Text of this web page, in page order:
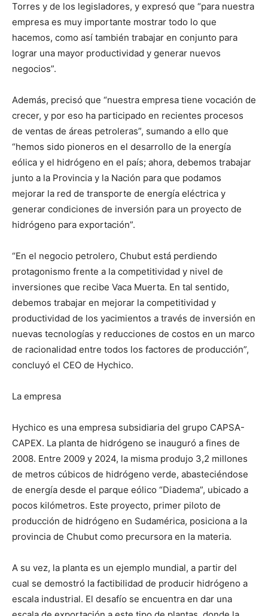
Torres y de los legisladores, y expresó que “para nuestra
empresa es muy importante mostrar todo lo que
hacemos, como así también trabajar en conjunto para
lograr una mayor productividad y generar nuevos
negocios”.
Además, precisó que “nuestra empresa tiene vocación de
crecer, y por eso ha participado en recientes procesos
de ventas de áreas petroleras”, sumando a ello que
“hemos sido pioneros en el desarrollo de la energía
eólica y el hidrógeno en el país; ahora, debemos trabajar
junto a la Provincia y la Nación para que podamos
mejorar la red de transporte de energía eléctrica y
generar condiciones de inversión para un proyecto de
hidrógeno para exportación”.
“En el negocio petrolero, Chubut está perdiendo
protagonismo frente a la competitividad y nivel de
inversiones que recibe Vaca Muerta. En tal sentido,
debemos trabajar en mejorar la competitividad y
productividad de los yacimientos a través de inversión en
nuevas tecnologías y reducciones de costos en un marco
de racionalidad entre todos los factores de producción”,
concluyó el CEO de Hychico.
La empresa
Hychico es una empresa subsidiaria del grupo CAPSA-
CAPEX. La planta de hidrógeno se inauguró a fines de
2008. Entre 2009 y 2024, la misma produjo 3,2 millones
de metros cúbicos de hidrógeno verde, abasteciéndose
de energía desde el parque eólico “Diadema”, ubicado a
pocos kilómetros. Este proyecto, primer piloto de
producción de hidrógeno en Sudamérica, posiciona a la
provincia de Chubut como precursora en la materia.
A su vez, la planta es un ejemplo mundial, a partir del
cual se demostró la factibilidad de producir hidrógeno a
escala industrial. El desafío se encuentra en dar una